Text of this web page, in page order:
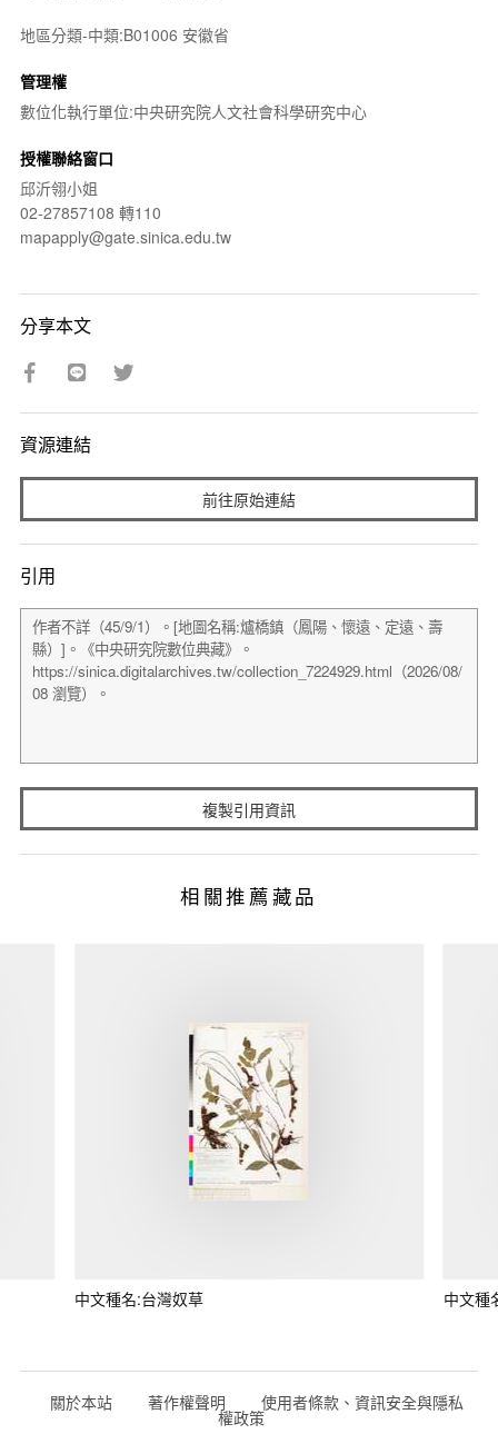
地區分類-中類:B01006 安徽省
管理權
數位化執行單位:中央研究院人文社會科學研究中心
授權聯絡窗口
邱沂翎小姐
02-27857108 轉110
mapapply@gate.sinica.edu.tw
分享本文
資源連結
前往原始連結
引用
複製引用資訊
相關推薦藏品
中文種名:台灣奴草 中文種
關於本站 著作權聲明 使用者條款、資訊安全與隱私
權政策